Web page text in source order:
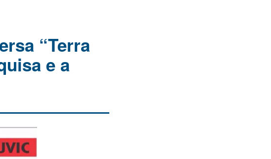
“Terra
e a